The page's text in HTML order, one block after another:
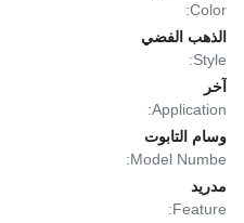
Color:
الذهب الفضي
Style:
آخر
Application:
وسام التابوت
Model Numbe:
مدريد
Feature: